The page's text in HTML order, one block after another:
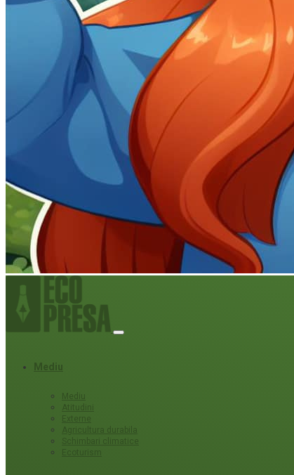
Mediu
Mediu
Atitudini
Externe
Agricultura durabila
Schimbari climatice
Ecoturism